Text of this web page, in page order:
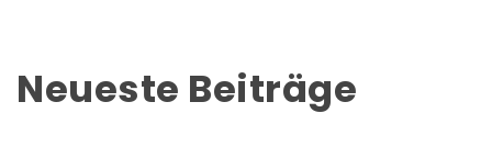
Neueste Beiträge